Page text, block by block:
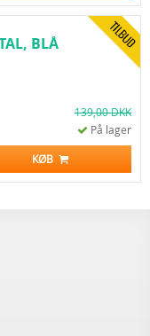
BLÅ
139,00 DKK
På lager
KØB